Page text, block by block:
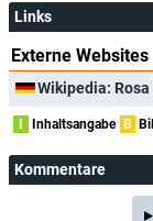
Links
Externe Websites
Wikipedia:
I Inhaltsangabe B
Kommentare